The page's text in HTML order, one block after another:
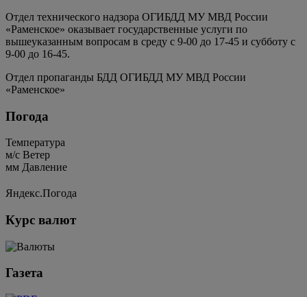
Отдел технического надзора ОГИБДД МУ МВД России
«Раменское» оказывает государственные услуги по
вышеуказанным вопросам в среду с 9-00 до 17-45 и субботу с
9-00 до 16-45.
Отдел пропаганды БДД ОГИБДД МУ МВД России
«Раменское»
Погода
Температура
м/c Ветер
мм Давление
Яндекс.Погода
Курс валют
Газета